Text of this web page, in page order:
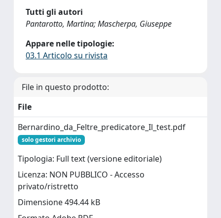
Tutti gli autori
Pantarotto, Martina; Mascherpa, Giuseppe
Appare nelle tipologie:
03.1 Articolo su rivista
File in questo prodotto:
File
Bernardino_da_Feltre_predicatore_Il_test.pdf
solo gestori archivio
Tipologia: Full text (versione editoriale)
Licenza: NON PUBBLICO - Accesso
privato/ristretto
Dimensione 494.44 kB